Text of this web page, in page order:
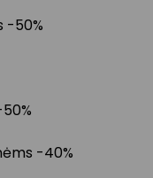
-50%
-40%